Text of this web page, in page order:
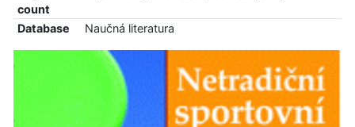
count
Database Naučná literatura